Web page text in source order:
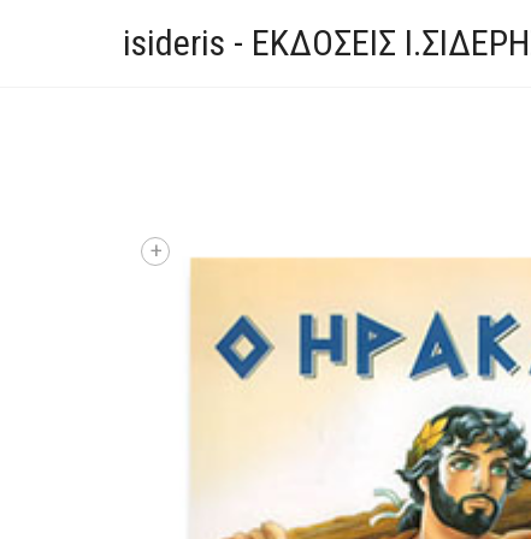
isideris - ΕΚΔΟΣΕΙΣ
+